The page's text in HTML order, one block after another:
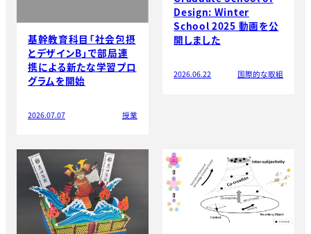
基幹教育科目「社会包摂
とデザインB」で部局連
携による新たな学習プロ
グラムを開始
2026.07.07 授業
Design: Winter
School 2025 動画を公
開しました
2026.06.22 国際的な取組